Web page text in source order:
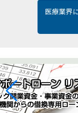
医療業界